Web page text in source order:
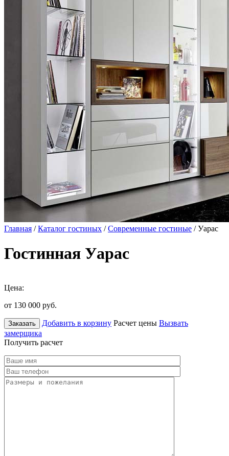
Главная /Каталог гостиных /Современные гостиные / Уарас
Гостинная Уарас
Цена:
от 130 000 руб.
Заказать Добавить в корзину Расчет цены Вызвать
замерщика
Получить расчет